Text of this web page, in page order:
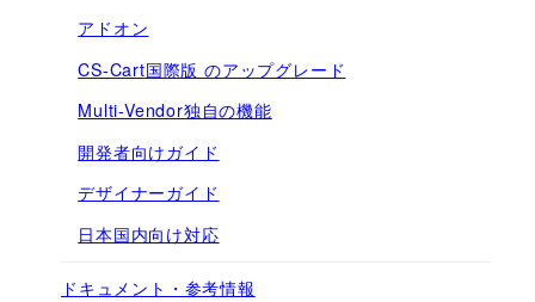
アドオン
CS-Cart国際版 のアップグレード
Multi-Vendor独自の機能
開発者向けガイド
デザイナーガイド
日本国内向け対応
ドキュメント・参考情報